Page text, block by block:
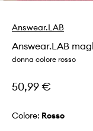
Answear.LAB
Answear.LAB
donna colore rosso
50,99 €
Colore: rosso